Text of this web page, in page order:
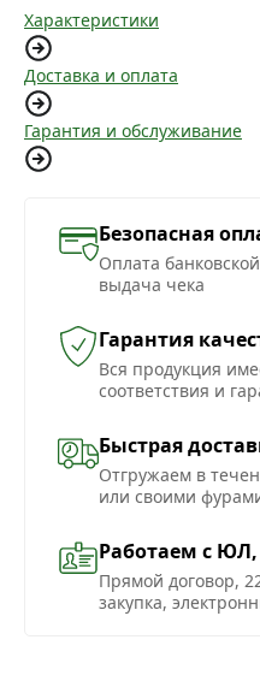
Характеристики
Доставка и оплата
Гарантия и обслуживание
Безопасная
Оплата
выдача чека
Гарантия
Вся продукция
соответствия и
Быстрая
Отгружаем в
или своими
Работаем с
Прямой договор,
закупка,